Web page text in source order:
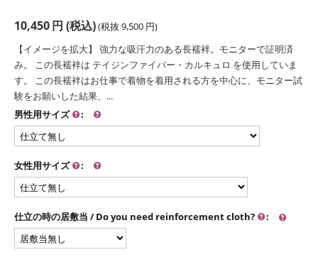
10,450円 (税込)(税抜 9,500 円)
【イメージを拡大】 強力な吸汗力のある長襦袢。モニターで証明済
み。 この長襦袢は テイジンファイバー・カルキュロ を使用していま
す。 この長襦袢はお仕事で着物を着用される方を中心に、モニター試
験をお願いした結果、...
男性用サイズ
:
女性用サイズ :
仕立の時の居敷当 / Do you need reinforcement cloth? :